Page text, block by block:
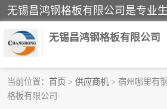
无锡昌鸿钢格板有限公司
当前位置： 首页 > 供应商机 > 宿州哪里有
格板有限公司
镀锌钢格板